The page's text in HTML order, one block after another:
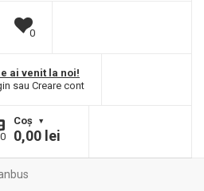
0
ai venit la noi!
sau Creare cont
Coş
0
0,00 lei